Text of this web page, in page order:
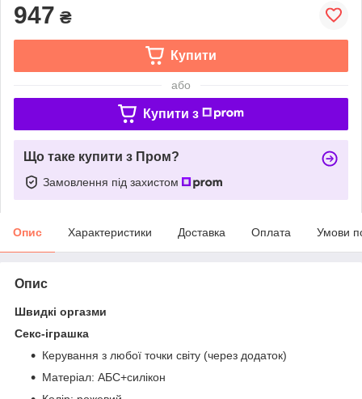
947 ₴
Купити
або
Купити з
Що таке купити з Пром?
Замовлення під захистом
Опис Характеристики Доставка Оплата Умови
Опис
Швидкі оргазми
Секс-іграшка
Керування з любої точки світу (через додаток)
Матеріал: АБС+силікон